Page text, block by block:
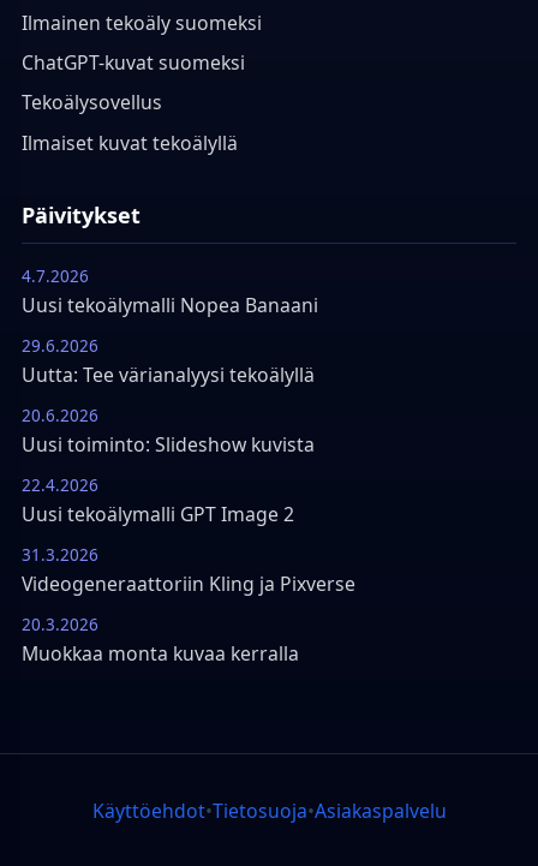
Ilmainen tekoäly suomeksi
ChatGPT-kuvat suomeksi
Tekoälysovellus
Ilmaiset kuvat tekoälyllä
Päivitykset
4.7.2026
Uusi tekoälymalli Nopea Banaani
29.6.2026
Uutta: Tee värianalyysi tekoälyllä
20.6.2026
Uusi toiminto: Slideshow kuvista
22.4.2026
Uusi tekoälymalli GPT Image 2
31.3.2026
Videogeneraattoriin Kling ja Pixverse
20.3.2026
Muokkaa monta kuvaa kerralla
Käyttöehdot•Tietosuoja•Asiakaspalvelu